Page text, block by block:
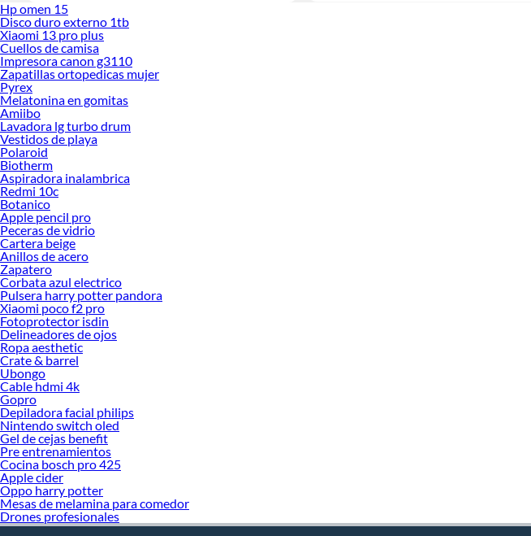
Hp omen 15
Disco duro externo 1tb
Xiaomi 13 pro plus
Cuellos de camisa
Impresora canon g3110
Zapatillas ortopedicas mujer
Pyrex
Melatonina en gomitas
Amiibo
Lavadora lg turbo drum
Vestidos de playa
Polaroid
Biotherm
Aspiradora inalambrica
Redmi 10c
Botanico
Apple pencil pro
Peceras de vidrio
Cartera beige
Anillos de acero
Zapatero
Corbata azul electrico
Pulsera harry potter pandora
Xiaomi poco f2 pro
Fotoprotector isdin
Delineadores de ojos
Ropa aesthetic
Crate & barrel
Ubongo
Cable hdmi 4k
Gopro
Depiladora facial philips
Nintendo switch oled
Gel de cejas benefit
Pre entrenamientos
Cocina bosch pro 425
Apple cider
Oppo harry potter
Mesas de melamina para comedor
Drones profesionales